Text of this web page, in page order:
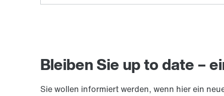
Bleiben Sie up to date –
Sie wollen informiert werden, wenn hier ein